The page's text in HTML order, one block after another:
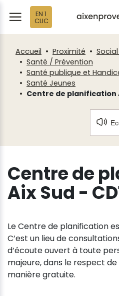
EN 1
CLIC
Accueil Proximité
Santé / Prévention
Santé publique et
Santé Jeunes
Centre de planification
Centre de
Aix Sud -
Le Centre de planification
C’est un lieu de
d’écoute ouvert à toute
majeure, dans le respect
manière gratuite.
Fenêtre
de
chat
Panneau de gestion des